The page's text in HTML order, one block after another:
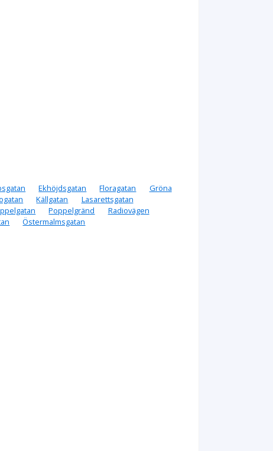
Ekhöjdsgatan Floragatan
Gröna
Källgatan
Lasarettsgatan
Poppelgränd
Radiovägen
Östermalmsgatan